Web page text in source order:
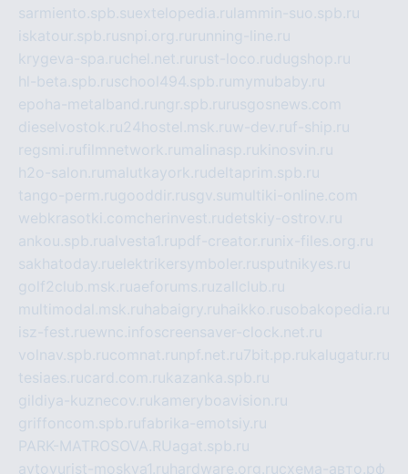
sarmiento.spb.suextelopedia.ru lammin-suo.spb.ru
iskatour.spb.rusnpi.org.ru running-line.ru
krygeva-spa.ruchel.net.ru rust-loco.rudugshop.ru
hl-beta.spb.ruschool494.spb.ru mymubaby.ru
epoha-metalband.ru ngr.spb.ru rusgosnews.com
dieselvostok.ru24hostel.msk.ruw-dev.ruf-ship.ru
regsmi.rufilmnetwork.ru malinasp.rukinosvin.ru
h2o-salon.ru malutkayork.rudeltaprim.spb.ru
tango-perm.rugooddir.rusgv.su multiki-online.com
webkrasotki.comcherinvest.rudetskiy-ostrov.ru
ankou.spb.rualvesta1.rupdf-creator.ru nix-files.org.ru
sakhatoday.ruelektrikersymboler.rusputnikyes.ru
golf2club.msk.ruaeforums.ruzallclub.ru
multimodal.msk.ru habaigry.ru haikko.rusobakopedia.ru
isz-fest.ruewnc.infoscreensaver-clock.net.ru
volnav.spb.rucomnat.ru npf.net.ru 7bit.pp.rukalugatur.ru
tesiaes.rucard.com.rukazanka.spb.ru
gildiya-kuznecov.rukameryboavision.ru
griffoncom.spb.rufabrika-emotsiy.ru
PARK-MATROSOVA.RUagat.spb.ru
avtoyurist-moskva1.ru hardware.org.ruсхема-авто.рф